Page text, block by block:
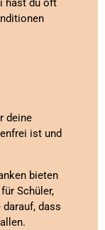
hast du oft
deine
ist und
bieten
Schüler,
dass